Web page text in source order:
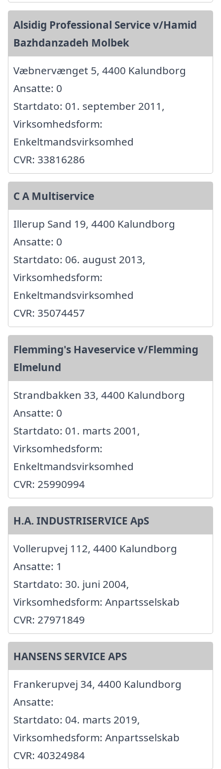
Alsidig Professional Service v/Hamid
Bazhdanzadeh Molbek
Væbnervænget 5, 4400 Kalundborg
Ansatte: 0
Startdato: 01. september 2011,
Virksomhedsform:
Enkeltmandsvirksomhed
CVR: 33816286
C A Multiservice
Illerup Sand 19, 4400 Kalundborg
Ansatte: 0
Startdato: 06. august 2013,
Virksomhedsform:
Enkeltmandsvirksomhed
CVR: 35074457
Flemming's Haveservice v/Flemming
Elmelund
Strandbakken 33, 4400 Kalundborg
Ansatte: 0
Startdato: 01. marts 2001,
Virksomhedsform:
Enkeltmandsvirksomhed
CVR: 25990994
H.A. INDUSTRISERVICE ApS
Vollerupvej 112, 4400 Kalundborg
Ansatte: 1
Startdato: 30. juni 2004,
Virksomhedsform: Anpartsselskab
CVR: 27971849
HANSENS SERVICE APS
Frankerupvej 34, 4400 Kalundborg
Ansatte:
Startdato: 04. marts 2019,
Virksomhedsform: Anpartsselskab
CVR: 40324984